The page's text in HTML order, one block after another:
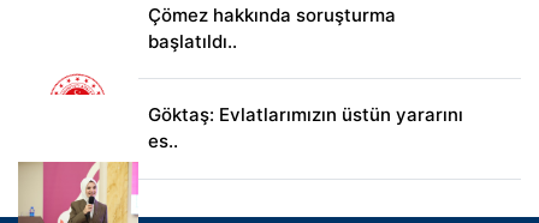
Çömez hakkında soruşturma
başlatıldı..
Göktaş: Evlatlarımızın üstün yararını
es..